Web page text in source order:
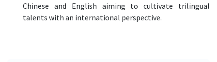
Chinese and English aiming to cultivate trilingual
talents with an international perspective.